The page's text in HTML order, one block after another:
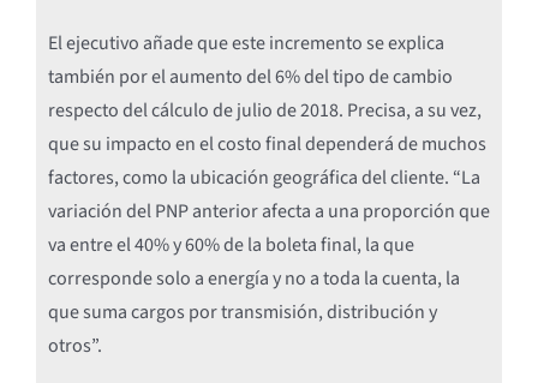
El ejecutivo añade que este incremento se explica
también por el aumento del 6% del tipo de cambio
respecto del cálculo de julio de 2018. Precisa, a su vez,
que su impacto en el costo final dependerá de muchos
factores, como la ubicación geográfica del cliente. “La
variación del PNP anterior afecta a una proporción que
va entre el 40% y 60% de la boleta final, la que
corresponde solo a energía y no a toda la cuenta, la
que suma cargos por transmisión, distribución y
otros”.